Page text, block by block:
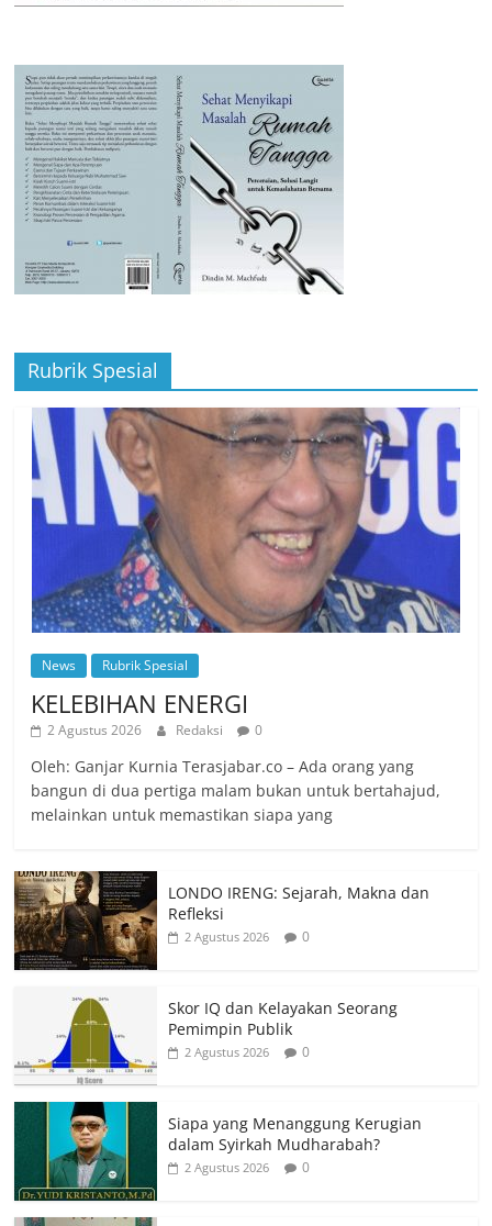
Rubrik Spesial
News Rubrik Spesial
KELEBIHAN ENERGI
2 Agustus 2026 Redaksi 0
Oleh: Ganjar Kurnia Terasjabar.co – Ada orang yang
bangun di dua pertiga malam bukan untuk bertahajud,
melainkan untuk memastikan siapa yang
LONDO IRENG: Sejarah, Makna dan
Refleksi
2 Agustus 2026 0
Skor IQ dan Kelayakan Seorang
Pemimpin Publik
2 Agustus 2026 0
Siapa yang Menanggung Kerugian
dalam Syirkah Mudharabah?
2 Agustus 2026 0